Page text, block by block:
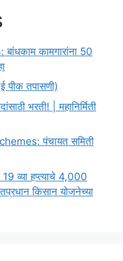
कामगारांना 50
पीक तपासणी)
भरती! | महानिर्मिती
पंचायत समिती
व्या हप्त्याचे 4,000
किसान योजनेच्या